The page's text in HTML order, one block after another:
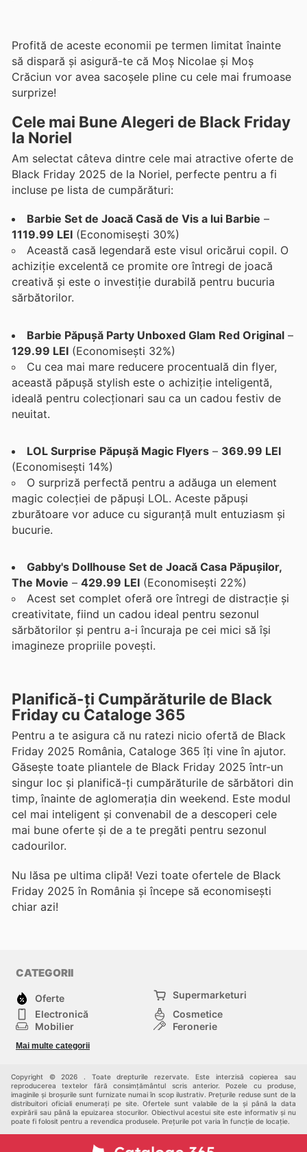
Profită de aceste economii pe termen limitat înainte
să dispară și asigură-te că Moș Nicolae și Moș
Crăciun vor avea sacoșele pline cu cele mai frumoase
surprize!
Cele mai Bune Alegeri de Black Friday
la Noriel
Am selectat câteva dintre cele mai atractive oferte de
Black Friday 2025 de la Noriel, perfecte pentru a fi
incluse pe lista de cumpărături:
Barbie Set de Joacă Casă de Vis a lui Barbie –
1119.99 LEI (Economisești 30%)
Această casă legendară este visul oricărui copil. O
achiziție excelentă ce promite ore întregi de joacă
creativă și este o investiție durabilă pentru bucuria
sărbătorilor.
Barbie Păpușă Party Unboxed Glam Red Original –
129.99 LEI (Economisești 32%)
Cu cea mai mare reducere procentuală din flyer,
această păpușă stylish este o achiziție inteligentă,
ideală pentru colecționari sau ca un cadou festiv de
neuitat.
LOL Surprise Păpușă Magic Flyers – 369.99 LEI
(Economisești 14%)
O surpriză perfectă pentru a adăuga un element
magic colecției de păpuși LOL. Aceste păpuși
zburătoare vor aduce cu siguranță mult entuziasm și
bucurie.
Gabby's Dollhouse Set de Joacă Casa Păpușilor,
The Movie – 429.99 LEI (Economisești 22%)
Acest set complet oferă ore întregi de distracție și
creativitate, fiind un cadou ideal pentru sezonul
sărbătorilor și pentru a-i încuraja pe cei mici să își
imagineze propriile povești.
Planifică-ți Cumpărăturile de Black
Friday cu Cataloge 365
Pentru a te asigura că nu ratezi nicio ofertă de Black
Friday 2025 România, Cataloge 365 îți vine în ajutor.
Găsește toate pliantele de Black Friday 2025 într-un
singur loc și planifică-ți cumpărăturile de sărbători din
timp, înainte de aglomerația din weekend. Este modul
cel mai inteligent și convenabil de a descoperi cele
mai bune oferte și de a te pregăti pentru sezonul
cadourilor.
Nu lăsa pe ultima clipă! Vezi toate ofertele de Black
Friday 2025 în România și începe să economisești
chiar azi!
CATEGORII
Oferte
Supermarketuri
Electronică
Cosmetice
Mobilier
Feronerie
Copii
Mai multe categorii
Copyright © 2026 . Toate drepturile rezervate. Este interzisă copierea sau
reproducerea textelor fără consimțământul scris anterior. Pozele cu produse,
imaginile și broșurile sunt furnizate numai în scop ilustrativ. Prețurile reduse sunt de la
distribuitori oficiali enumerați pe site. Ofertele sunt valabile de la și până la data
expirării sau până la epuizarea stocurilor. Obiectivul acestui site este informativ și nu
poate fi folosit pentru a revendica produsele. Prețurile pot varia în funcție de locație.